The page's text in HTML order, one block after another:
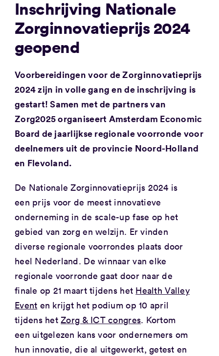
Inschrijving Nationale
Zorginnovatieprijs 2024
geopend
Voorbereidingen voor de Zorginnovatieprijs
2024 zijn in volle gang en de inschrijving is
gestart! Samen met de partners van
Zorg2025 organiseert Amsterdam Economic
Board de jaarlijkse regionale voorronde voor
deelnemers uit de provincie Noord-Holland
en Flevoland.
De Nationale Zorginnovatieprijs 2024 is
een prijs voor de meest innovatieve
onderneming in de scale-up fase op het
gebied van zorg en welzijn. Er vinden
diverse regionale voorrondes plaats door
heel Nederland. De winnaar van elke
regionale voorronde gaat door naar de
finale op 21 maart tijdens het Health Valley
Event en krijgt het podium op 10 april
tijdens hetZorg & ICT congres. Kortom
een uitgelezen kans voor ondernemers om
hun innovatie, die al uitgewerkt, getest en